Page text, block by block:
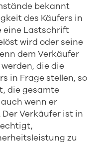
bekannt
des Käufers in
eine Lastschrift
wird oder seine
dem Verkäufer
die die
in Frage stellen, so
die gesamte
wenn er
Verkäufer ist in
zu